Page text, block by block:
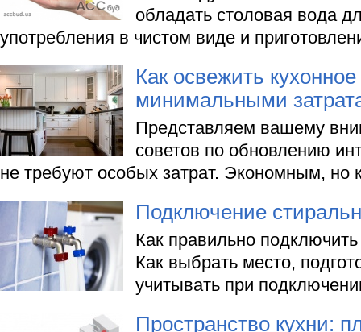
обладать столовая вода
употребления в чистом виде и
Как освежить
минимальными
Представляем вашему
советов по обновлению
не требуют особых затрат. Экономным, но
Подключение
Как правильно
Как выбрать место,
учитывать при
Пространство кухни: